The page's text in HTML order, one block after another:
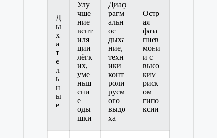
Д
ы
х
а
т
е
л
ь
н
ы
е
Улу
чше
ние
вент
иля
ции
лёгк
их,
уме
ньш
ени
е
оды
шки
Диаф
рагм
альн
ое
дыха
ние,
техн
ики
конт
роли
руем
ого
выдо
ха
Остр
ая
фаза
пнев
мони
и с
высо
ким
риск
ом
гипо
ксии